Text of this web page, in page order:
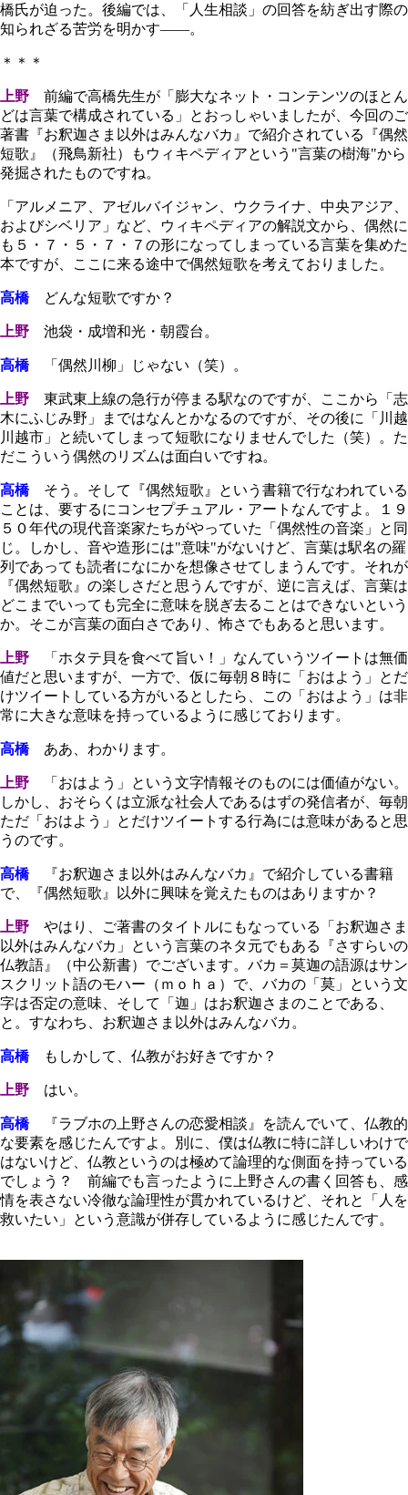
橋氏が迫った。後編では、「人生相談」の回答を紡ぎ出す際の
知られざる苦労を明かす――。
＊＊＊
上野 前編で高橋先生が「膨大なネット・コンテンツのほとん
どは言葉で構成されている」とおっしゃいましたが、今回のご
著書『お釈迦さま以外はみんなバカ』で紹介されている『偶然
短歌』（飛鳥新社）もウィキペディアという"言葉の樹海"から
発掘されたものですね。
「アルメニア、アゼルバイジャン、ウクライナ、中央アジア、
およびシベリア」など、ウィキペディアの解説文から、偶然に
も５・７・５・７・７の形になってしまっている言葉を集めた
本ですが、ここに来る途中で偶然短歌を考えておりました。
高橋どんな短歌ですか？
上野 池袋・成増和光・朝霞台。
高橋「偶然川柳」じゃない（笑）。
上野 東武東上線の急行が停まる駅なのですが、ここから「志
木にふじみ野」まではなんとかなるのですが、その後に「川越
川越市」と続いてしまって短歌になりませんでした（笑）。た
だこういう偶然のリズムは面白いですね。
高橋そう。そして『偶然短歌』という書籍で行なわれている
ことは、要するにコンセプチュアル・アートなんですよ。１９
５０年代の現代音楽家たちがやっていた「偶然性の音楽」と同
じ。しかし、音や造形には"意味"がないけど、言葉は駅名の羅
列であっても読者になにかを想像させてしまうんです。それが
『偶然短歌』の楽しさだと思うんですが、逆に言えば、言葉は
どこまでいっても完全に意味を脱ぎ去ることはできないという
か。そこが言葉の面白さであり、怖さでもあると思います。
上野 「ホタテ貝を食べて旨い！」なんていうツイートは無価
値だと思いますが、一方で、仮に毎朝８時に「おはよう」とだ
けツイートしている方がいるとしたら、この「おはよう」は非
常に大きな意味を持っているように感じております。
高橋ああ、わかります。
上野 「おはよう」という文字情報そのものには価値がない。
しかし、おそらくは立派な社会人であるはずの発信者が、毎朝
ただ「おはよう」とだけツイートする行為には意味があると思
うのです。
高橋『お釈迦さま以外はみんなバカ』で紹介している書籍
で、『偶然短歌』以外に興味を覚えたものはありますか？
上野 やはり、ご著書のタイトルにもなっている「お釈迦さま
以外はみんなバカ」という言葉のネタ元でもある『さすらいの
仏教語』（中公新書）でございます。バカ＝莫迦の語源はサン
スクリット語のモハー（ｍｏｈａ）で、バカの「莫」という文
字は否定の意味、そして「迦」はお釈迦さまのことである、
と。すなわち、お釈迦さま以外はみんなバカ。
高橋もしかして、仏教がお好きですか？
上野 はい。
高橋『ラブホの上野さんの恋愛相談』を読んでいて、仏教的
な要素を感じたんですよ。別に、僕は仏教に特に詳しいわけで
はないけど、仏教というのは極めて論理的な側面を持っている
でしょう？ 前編でも言ったように上野さんの書く回答も、感
情を表さない冷徹な論理性が貫かれているけど、それと「人を
救いたい」という意識が併存しているように感じたんです。